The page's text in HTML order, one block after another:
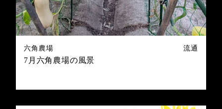
六角農場 流通
7月六角農場の風景